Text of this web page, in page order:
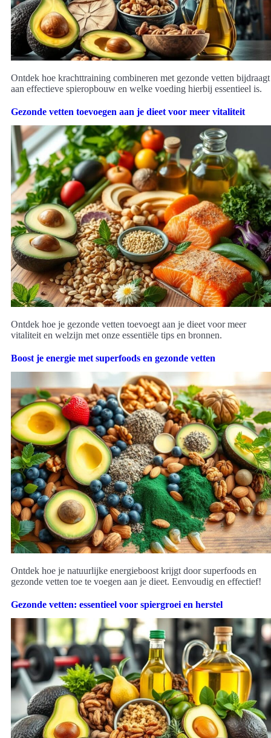
Ontdek hoe krachttraining combineren met gezonde vetten bijdraagt
aan effectieve spieropbouw en welke voeding hierbij essentieel is.
Gezonde vetten toevoegen aan je dieet voor meer vitaliteit
Ontdek hoe je gezonde vetten toevoegt aan je dieet voor meer
vitaliteit en welzijn met onze essentiële tips en bronnen.
Boost je energie met superfoods en gezonde vetten
Ontdek hoe je natuurlijke energieboost krijgt door superfoods en
gezonde vetten toe te voegen aan je dieet. Eenvoudig en effectief!
Gezonde vetten: essentieel voor spiergroei en herstel